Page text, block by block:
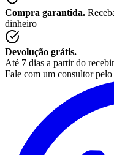
Compra garantida.
dinheiro
Devolução grátis.
Até 7 dias a partir do
Fale com um consultor